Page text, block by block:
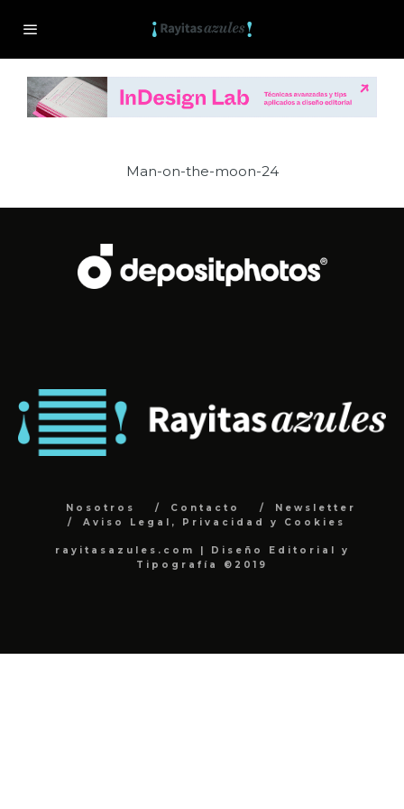
Man-on-the-moon-24
Nosotros Contacto
Newsletter
Aviso Legal, Privacidad y Cookies
rayitasazules.com | Diseño Editorial y
Tipografía ©2019